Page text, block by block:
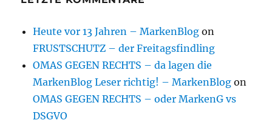
Heute vor 13 Jahren – MarkenBlog on
FRUSTSCHUTZ – der Freitagsfindling
OMAS GEGEN RECHTS – da lagen die
MarkenBlog Leser richtig! – MarkenBlog on
OMAS GEGEN RECHTS – oder MarkenG vs
DSGVO